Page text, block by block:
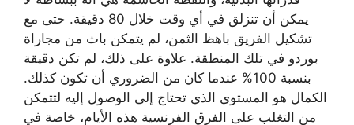
يمكن أن تنزلق في أي وقت خلال 80 دقيقة. حتى مع
تشكيل الفريق باهظ الثمن، لم يتمكن باث من مجاراة
بوردو في تلك المنطقة. علاوة على ذلك، لم تكن دقيقة
بنسبة 100% عندما كان من الضروري أن تكون كذلك.
الكمال هو المستوى الذي تحتاج إلى الوصول إليه لتتمكن
من التغلب على الفرق الفرنسية هذه الأيام، خاصة في